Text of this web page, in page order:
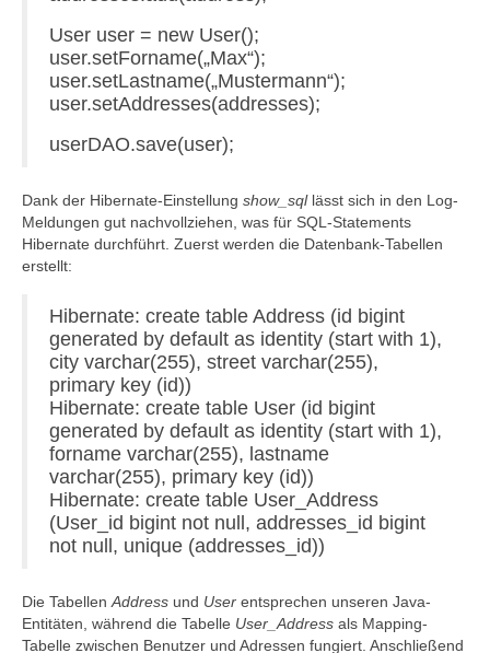
User user = new User();
user.setForname(„Max“);
user.setLastname(„Mustermann“);
user.setAddresses(addresses);
userDAO.save(user);
Dank der Hibernate-Einstellung show_sqllässt sich in den Log-
Meldungen gut nachvollziehen, was für SQL-Statements
Hibernate durchführt. Zuerst werden die Datenbank-Tabellen
erstellt:
Hibernate: create table Address (id bigint
generated by default as identity (start with 1),
city varchar(255), street varchar(255),
primary key (id))
Hibernate: create table User (id bigint
generated by default as identity (start with 1),
forname varchar(255), lastname
varchar(255), primary key (id))
Hibernate: create table User_Address
(User_id bigint not null, addresses_id bigint
not null, unique (addresses_id))
Die Tabellen Address und User entsprechen unseren Java-
Entitäten, während die Tabelle User_Address als Mapping-
Tabelle zwischen Benutzer und Adressen fungiert. Anschließend